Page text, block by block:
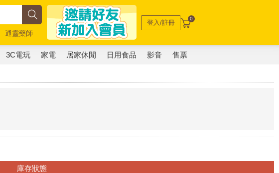
通靈藥師
登入/註冊 0
3C電玩 家電 居家休閒 日用食品 影音 售票
庫存狀態